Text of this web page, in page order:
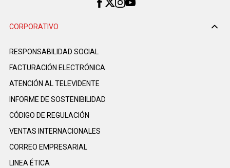
CORPORATIVO
RESPONSABILIDAD SOCIAL
FACTURACIÓN ELECTRÓNICA
ATENCIÓN AL TELEVIDENTE
INFORME DE SOSTENIBILIDAD
CÓDIGO DE REGULACIÓN
VENTAS INTERNACIONALES
CORREO EMPRESARIAL
LINEA ÉTICA